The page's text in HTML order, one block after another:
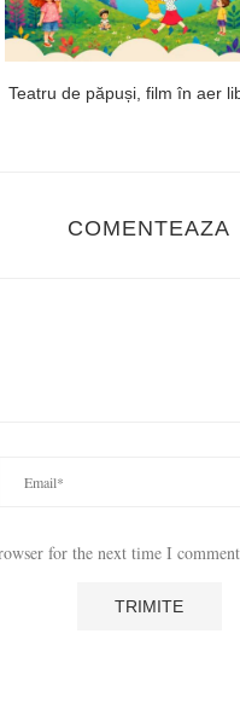
Teatru de păpuși, film în aer
COMENTEAZA
for the next time I